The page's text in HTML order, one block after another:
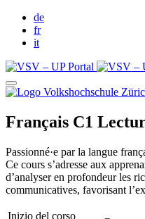
de
fr
it
Français C1
Passionné·e par la langue
Ce cours s’adresse aux
d’analyser en profondeur les
communicatives, favorisant
Inizio del corso